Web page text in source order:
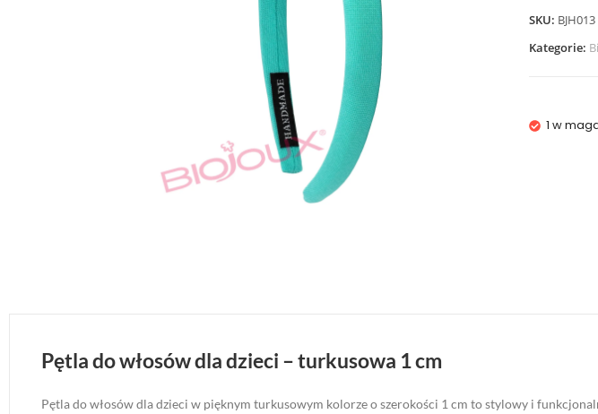
SKU: BJH013
Kategorie:
1 w
Pętla do włosów dla dzieci – turkusowa 1 cm
Pętla do włosów dla dzieci w pięknym turkusowym kolorze o szerokości 1 cm to stylowy i